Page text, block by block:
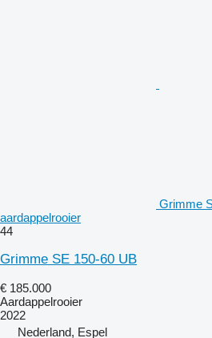
Grimme
aardappelrooier
44
Grimme SE 150-60 UB
€ 185.000
Aardappelrooier
2022
Nederland, Espel